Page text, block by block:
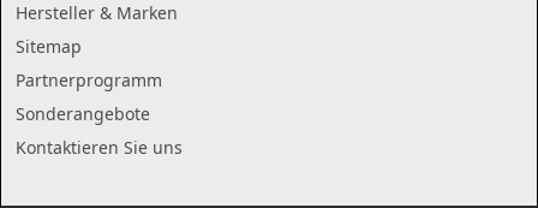
Hersteller & Marken
Sitemap
Partnerprogramm
Sonderangebote
Kontaktieren Sie uns